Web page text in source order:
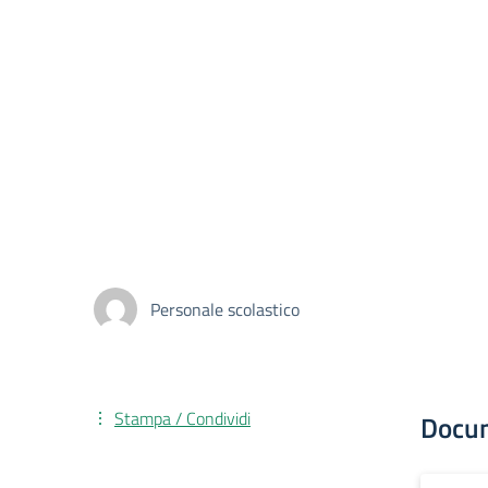
Personale scolastico
Stampa / Condividi